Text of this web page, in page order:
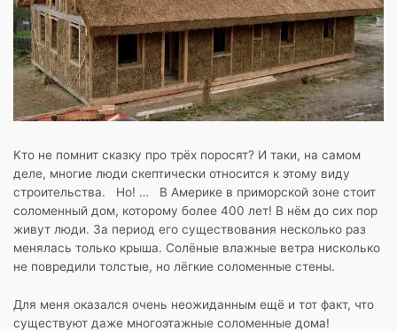
Кто не помнит сказку про трёх поросят? И таки, на самом
деле, многие люди скептически относится к этому виду
строительства. Но! … В Америке в приморской зоне стоит
соломенный дом, которому более 400 лет! В нём до сих пор
живут люди. За период его существования несколько раз
менялась только крыша. Солёные влажные ветра нисколько
не повредили толстые, но лёгкие соломенные стены.
Для меня оказался очень неожиданным ещё и тот факт, что
существуют даже многоэтажные соломенные дома!